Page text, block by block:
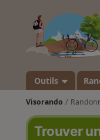
Outils
Visorando
Trouver